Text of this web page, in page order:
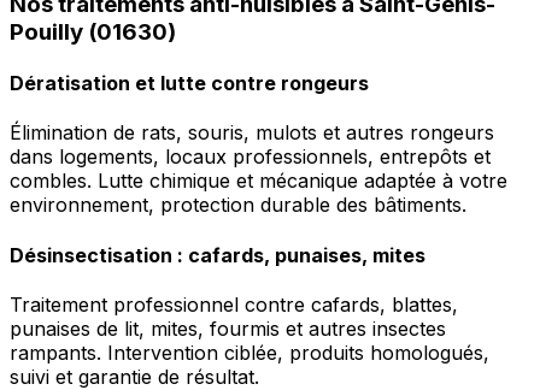
Pouilly (01630)
Dératisation et lutte contre rongeurs
Élimination de rats, souris, mulots et autres rongeurs
dans logements, locaux professionnels, entrepôts et
combles. Lutte chimique et mécanique adaptée à votre
environnement, protection durable des bâtiments.
Désinsectisation : cafards, punaises, mites
Traitement professionnel contre cafards, blattes,
punaises de lit, mites, fourmis et autres insectes
rampants. Intervention ciblée, produits homologués,
suivi et garantie de résultat.